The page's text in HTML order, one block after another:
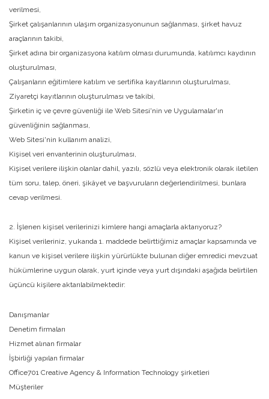
verilmesi,
Şirket çalışanlarının ulaşım organizasyonunun sağlanması, şirket havuz
araçlarının takibi,
Şirket adına bir organizasyona katılım olması durumunda, katılımcı kaydının
oluşturulması,
Çalışanların eğitimlere katılım ve sertifika kayıtlarının oluşturulması,
Ziyaretçi kayıtlarının oluşturulması ve takibi,
Şirketin iç ve çevre güvenliği ile Web Sitesi'nin ve Uygulamalar'ın
güvenliğinin sağlanması,
Web Sitesi'nin kullanım analizi,
Kişisel veri envanterinin oluşturulması,
Kişisel verilere ilişkin olanlar dahil, yazılı, sözlü veya elektronik olarak iletilen
tüm soru, talep, öneri, şikâyet ve başvuruların değerlendirilmesi, bunlara
cevap verilmesi.
2. İşlenen kişisel verilerinizi kimlere hangi amaçlarla aktarıyoruz?
Kişisel verileriniz, yukarıda 1. maddede belirttiğimiz amaçlar kapsamında ve
kanun ve kişisel verilere ilişkin yürürlükte bulunan diğer emredici mevzuat
hükümlerine uygun olarak, yurt içinde veya yurt dışındaki aşağıda belirtilen
üçüncü kişilere aktarılabilmektedir:
Danışmanlar
Denetim firmaları
Hizmet alınan firmalar
İşbirliği yapılan firmalar
Office701 Creative Agency & Information Technology şirketleri
Müşteriler